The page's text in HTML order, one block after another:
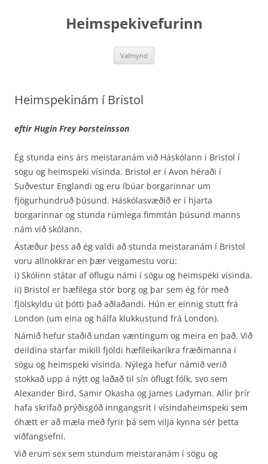
Heimspekivefurinn
Valmynd
Heimspekinám í Bristol
eftir Hugin Frey Þorsteinsson
Ég stunda eins árs meistaranám við Háskólann í Bristol í
sögu og heimspeki vísinda. Bristol er í Avon héraði í
Suðvestur Englandi og eru íbúar borgarinnar um
fjögurhundruð þúsund. Háskólasvæðið er í hjarta
borgarinnar og stunda rúmlega fimmtán þúsund manns
nám við skólann.
Ástæður þess að ég valdi að stunda meistaranám í Bristol
voru allnokkrar en þær veigamestu voru:
i) Skólinn státar af öflugu námi í sögu og heimspeki vísinda.
ii) Bristol er hæfilega stór borg og þar sem ég fór með
fjölskyldu út þótti það aðlaðandi. Hún er einnig stutt frá
London (um eina og hálfa klukkustund frá London).
Námið hefur staðið undan væntingum og meira en það. Við
deildina starfar mikill fjöldi hæfileikaríkra fræðimanna í
sögu og heimspeki vísinda. Nýlega hefur námið verið
stokkað upp á nýtt og laðað til sín öflugt fólk, svo sem
Alexander Bird, Samir Okasha og James Ladyman. Allir þrír
hafa skrifað prýðisgóð inngangsrit í vísindaheimspeki sem
óhætt er að mæla með fyrir þá sem vilja kynna sér þetta
viðfangsefni.
Við erum sex sem stundum meistaranám í sögu og